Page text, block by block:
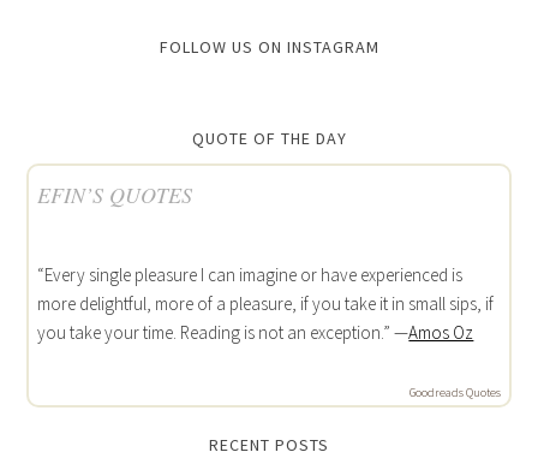
FOLLOW US ON INSTAGRAM
QUOTE OF THE DAY
EFIN’S QUOTES
“Every single pleasure I can imagine or have experienced is
more delightful, more of a pleasure, if you take it in small sips, if
you take your time. Reading is not an exception.” —Amos Oz
Goodreads Quotes
RECENT POSTS